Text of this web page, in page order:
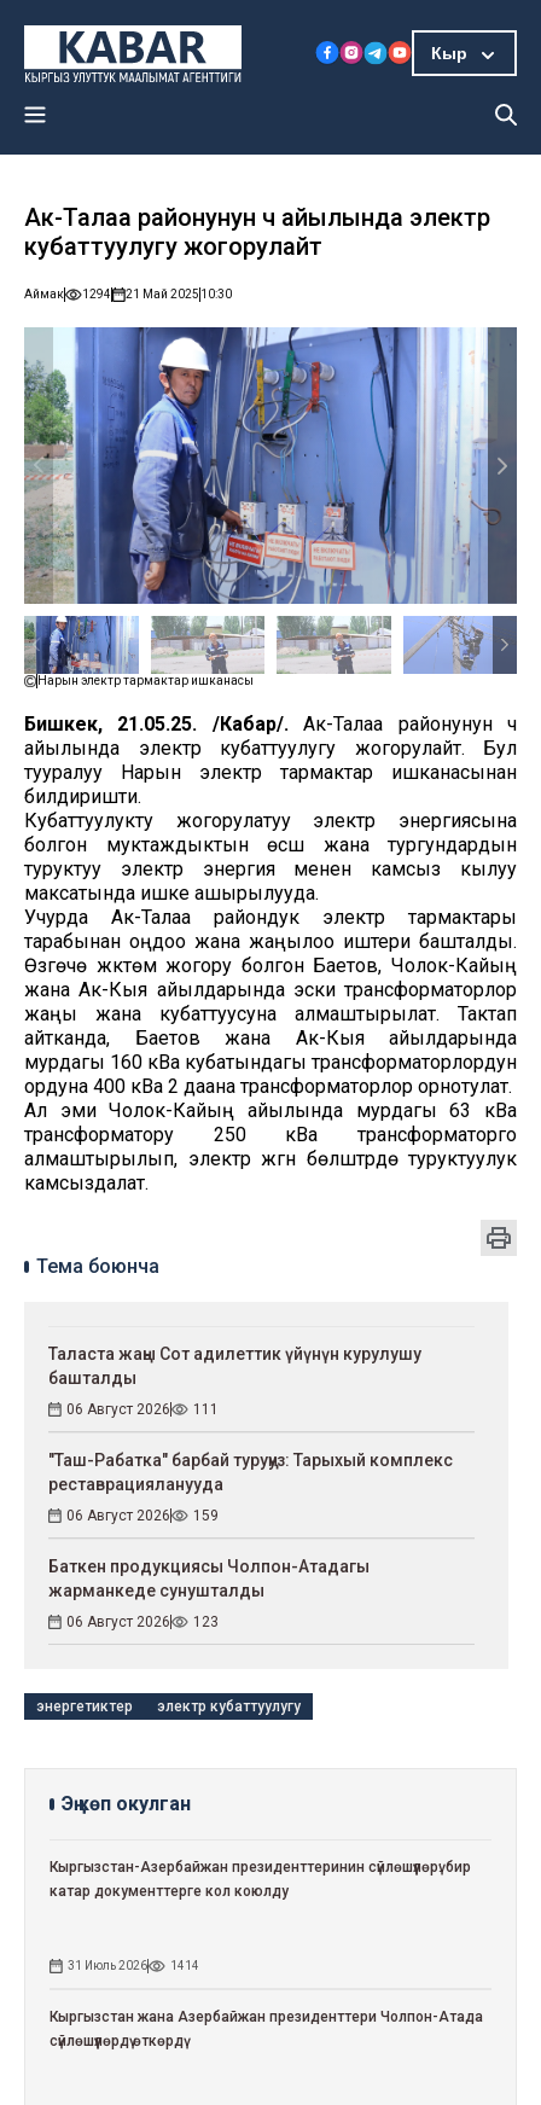
Кыр
Ак-Талаа районунун үч айылында электр
кубаттуулугу жогорулайт
Аймак 1294 21 Май 2025 10:30
Нарын электр тармактар ишканасы
Бишкек, 21.05.25. /Кабар/. Ак-Талаа районунун үч
айылында электр кубаттуулугу жогорулайт. Бул
тууралуу Нарын электр тармактар ишканасынан
билдиришти.
Кубаттуулукту жогорулатуу электр энергиясына
болгон муктаждыктын өсүшү жана тургундардын
туруктуу электр энергия менен камсыз кылуу
максатында ишке ашырылууда.
Учурда Ак-Талаа райондук электр тармактары
тарабынан оңдоо жана жаңылоо иштери башталды.
Өзгөчө жүктөм жогору болгон Баетов, Чолок-Кайың
жана Ак-Кыя айылдарында эски трансформаторлор
жаңы жана кубаттуусуна алмаштырылат. Тактап
айтканда, Баетов жана Ак-Кыя айылдарында
мурдагы 160 кВа кубатындагы трансформаторлордун
ордуна 400 кВа 2 даана трансформаторлор орнотулат.
Ал эми Чолок-Кайың айылында мурдагы 63 кВа
трансформатору 250 кВа трансформаторго
алмаштырылып, электр жүгүн бөлүштүрүүдө туруктуулук
камсыздалат.
Тема боюнча
Таласта жаңы Сот адилеттик үйүнүн курулушу
башталды
06 Август 2026 111
"Таш-Рабатка" барбай туруңуз: Тарыхый комплекс
реставрацияланууда
06 Август 2026 159
Баткен продукциясы Чолпон-Атадагы
жарманкеде сунушталды
06 Август 2026 123
энергетиктер электр кубаттуулугу
Эң көп окулган
Кыргызстан-Азербайжан президенттеринин сүйлөшүүлөрү: бир
катар документтерге кол коюлду
31 Июль 2026 1414
Кыргызстан жана Азербайжан президенттери Чолпон-Атада
сүйлөшүүлөрдү өткөрдү